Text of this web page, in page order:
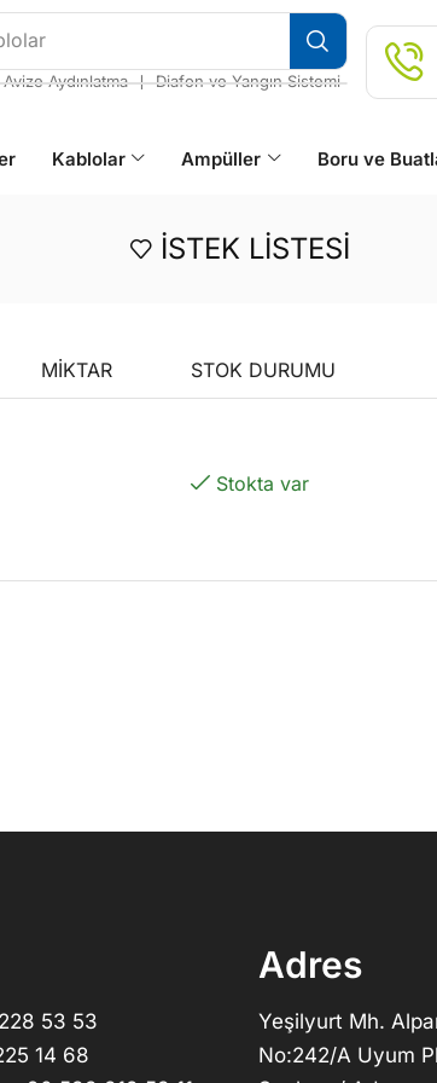
Avize Aydınlatma ❘ Diafon ve Yangın Sistemi
Kablolar Ampüller Boru ve
İSTEK LISTESI
MIKTAR STOK DURUMU
Stokta var
53 53
14 68
Adres
Yeşilyurt Mh.
No:242/A Uyum